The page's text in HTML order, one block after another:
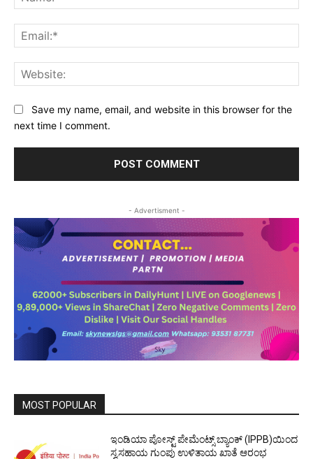
Save my name, email, and website in this browser for the
next time I comment.
- Advertisment -
MOST POPULAR
ಇಂಡಿಯಾ ಪೋಸ್ಟ್ ಪೇಮೆಂಟ್ಸ್ ಬ್ಯಾಂಕ್ (IPPB)ಯಿಂದ
ಸ್ವಸಹಾಯ ಗುಂಪು ಉಳಿತಾಯ ಖಾತೆ ಆರಂಭ